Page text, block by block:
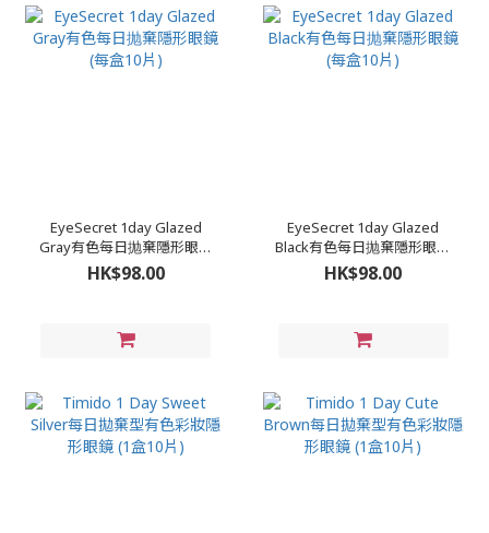
EyeSecret 1day Glazed
Gray有色每日抛棄隱形眼鏡
(每盒10片)
HK$98.00
EyeSecret 1day Glazed
Black有色每日抛棄隱形眼鏡
(每盒10片)
HK$98.00